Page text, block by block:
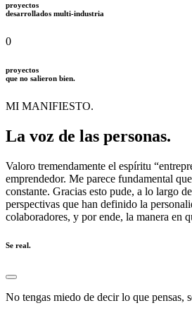
proyectos
desarrollados multi-industria
0
proyectos
que no salieron bien.
MI MANIFIESTO.
La voz de las personas.
Valoro tremendamente el espíritu
emprendedor. Me parece fundamental
constante. Gracias esto pude, a lo largo
perspectivas que han definido la
colaboradores, y por ende, la manera en
Se real.
No tengas miedo de decir lo que pensas,